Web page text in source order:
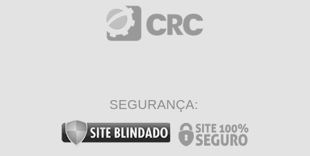
SEGURANÇA: